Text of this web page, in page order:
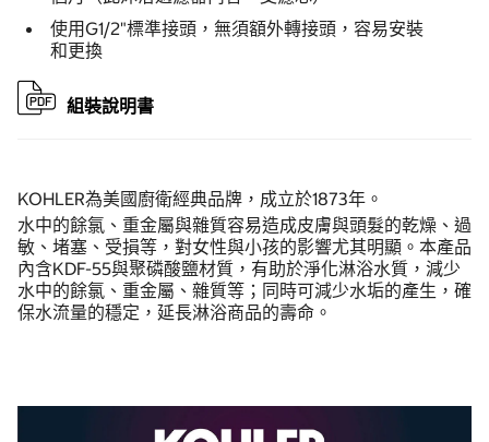
使用G1/2"標準接頭，無須額外轉接頭，容易安裝
和更換
組裝說明書
KOHLER為美國廚衛經典品牌，成立於1873年。
水中的餘氯、重金屬與雜質容易造成皮膚與頭髮的乾燥、過
敏、堵塞、受損等，對女性與小孩的影響尤其明顯。本產品
內含KDF-55與聚磷酸鹽材質，有助於淨化淋浴水質，減少
水中的餘氯、重金屬、雜質等；同時可減少水垢的產生，確
保水流量的穩定，延長淋浴商品的壽命。